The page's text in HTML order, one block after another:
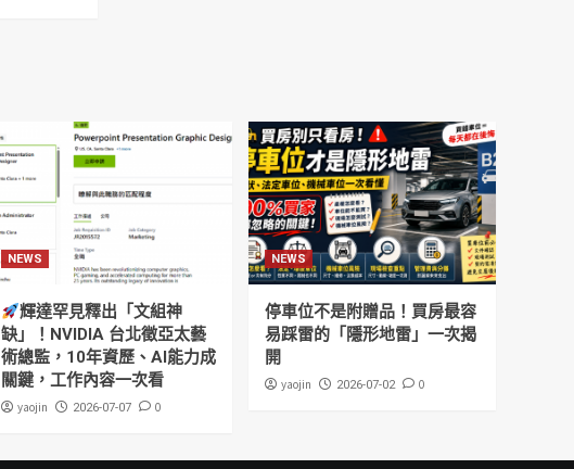
NEWS
輝達罕見釋出「文組神
缺」！NVIDIA 台北徵亞太藝
術總監，10年資歷、AI能力成
關鍵，工作內容一次看
yaojin 2026-07-07 0
NEWS
停車位不是附贈品！買房最容
易踩雷的「隱形地雷」一次揭
開
yaojin 2026-07-02 0